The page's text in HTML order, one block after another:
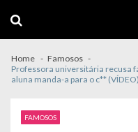
navigation
content
Home
Famosos
Professora universitária recusa
aluna manda-a para o c** (VÍDEO)
FAMOSOS